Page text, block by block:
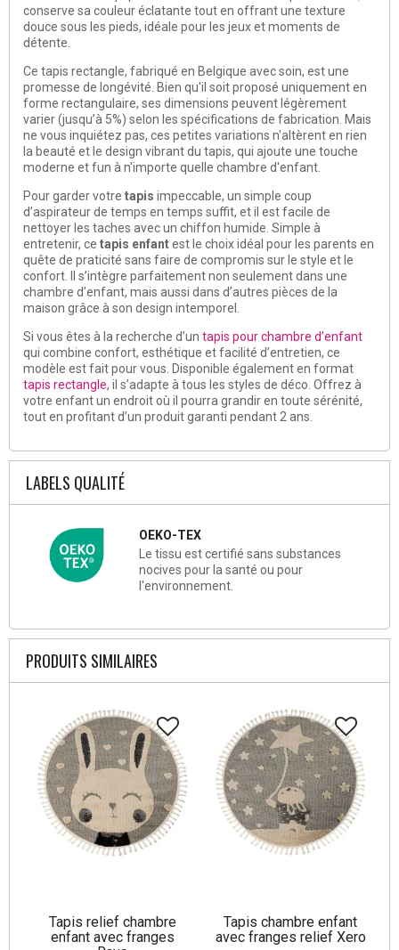
conserve sa couleur éclatante tout en offrant une texture
douce sous les pieds, idéale pour les jeux et moments de
détente.
Ce tapis rectangle, fabriqué en Belgique avec soin, est une
promesse de longévité. Bien qu'il soit proposé uniquement en
forme rectangulaire, ses dimensions peuvent légèrement
varier (jusqu’à 5%) selon les spécifications de fabrication. Mais
ne vous inquiétez pas, ces petites variations n'altèrent en rien
la beauté et le design vibrant du tapis, qui ajoute une touche
moderne et fun à n'importe quelle chambre d'enfant.
Pour garder votre tapis impeccable, un simple coup
d’aspirateur de temps en temps suffit, et il est facile de
nettoyer les taches avec un chiffon humide. Simple à
entretenir, ce tapis enfantest le choix idéal pour les parents en
quête de praticité sans faire de compromis sur le style et le
confort. Il s’intègre parfaitement non seulement dans une
chambre d’enfant, mais aussi dans d’autres pièces de la
maison grâce à son design intemporel.
Si vous êtes à la recherche d’un tapis pour chambre d’enfant
qui combine confort, esthétique et facilité d’entretien, ce
modèle est fait pour vous. Disponible également en format
tapis rectangle, il s’adapte à tous les styles de déco. Offrez à
votre enfant un endroit où il pourra grandir en toute sérénité,
tout en profitant d’un produit garanti pendant 2 ans.
LABELS QUALITÉ
OEKO-TEX
Le tissu est certifié sans substances
nocives pour la santé ou pour
l'environnement.
PRODUITS SIMILAIRES
Tapis relief chambre
enfant avec franges
Tapis chambre enfant
avec franges relief Xero